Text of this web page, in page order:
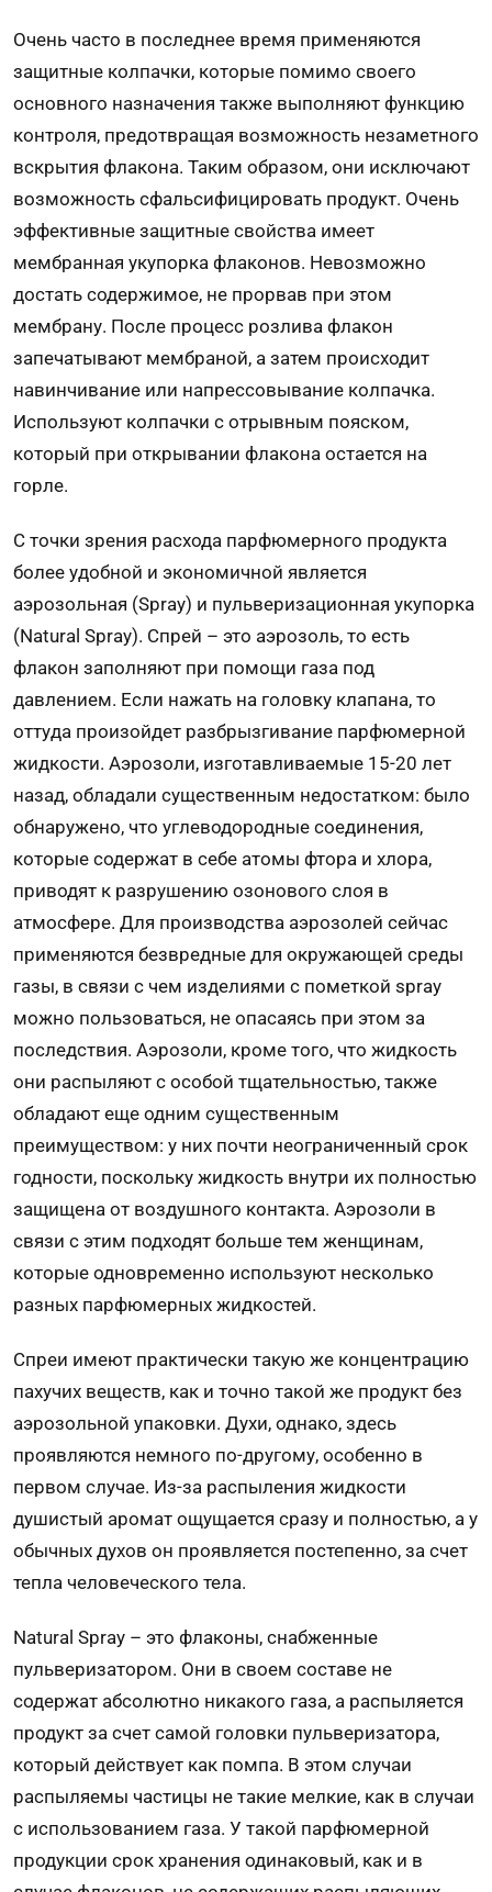
Очень часто в последнее время применяются
защитные колпачки, которые помимо своего
основного назначения также выполняют функцию
контроля, предотвращая возможность незаметного
вскрытия флакона. Таким образом, они исключают
возможность сфальсифицировать продукт. Очень
эффективные защитные свойства имеет
мембранная укупорка флаконов. Невозможно
достать содержимое, не прорвав при этом
мембрану. После процесс розлива флакон
запечатывают мембраной, а затем происходит
навинчивание или напрессовывание колпачка.
Используют колпачки с отрывным пояском,
который при открывании флакона остается на
горле.
С точки зрения расхода парфюмерного продукта
более удобной и экономичной является
аэрозольная (Spray) и пульверизационная укупорка
(Natural Spray). Спрей – это аэрозоль, то есть
флакон заполняют при помощи газа под
давлением. Если нажать на головку клапана, то
оттуда произойдет разбрызгивание парфюмерной
жидкости. Аэрозоли, изготавливаемые 15-20 лет
назад, обладали существенным недостатком: было
обнаружено, что углеводородные соединения,
которые содержат в себе атомы фтора и хлора,
приводят к разрушению озонового слоя в
атмосфере. Для производства аэрозолей сейчас
применяются безвредные для окружающей среды
газы, в связи с чем изделиями с пометкой spray
можно пользоваться, не опасаясь при этом за
последствия. Аэрозоли, кроме того, что жидкость
они распыляют с особой тщательностью, также
обладают еще одним существенным
преимуществом: у них почти неограниченный срок
годности, поскольку жидкость внутри их полностью
защищена от воздушного контакта. Аэрозоли в
связи с этим подходят больше тем женщинам,
которые одновременно используют несколько
разных парфюмерных жидкостей.
Спреи имеют практически такую же концентрацию
пахучих веществ, как и точно такой же продукт без
аэрозольной упаковки. Духи, однако, здесь
проявляются немного по-другому, особенно в
первом случае. Из-за распыления жидкости
душистый аромат ощущается сразу и полностью, а у
обычных духов он проявляется постепенно, за счет
тепла человеческого тела.
Natural Spray – это флаконы, снабженные
пульверизатором. Они в своем составе не
содержат абсолютно никакого газа, а распыляется
продукт за счет самой головки пульверизатора,
который действует как помпа. В этом случаи
распыляемы частицы не такие мелкие, как в случаи
с использованием газа. У такой парфюмерной
продукции срок хранения одинаковый, как и в